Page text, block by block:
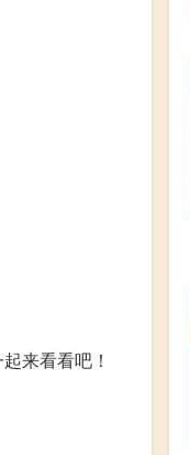
来看看吧！